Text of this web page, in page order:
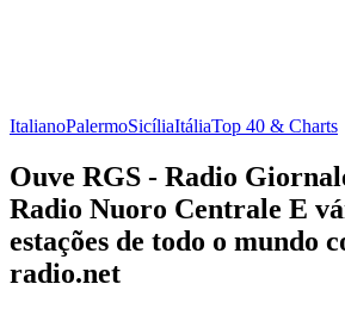
ItalianoPalermoSicíliaItáliaTop 40 & Charts
Ouve RGS - Radio
Radio Nuoro Centrale E
estações de todo o mundo
radio.net